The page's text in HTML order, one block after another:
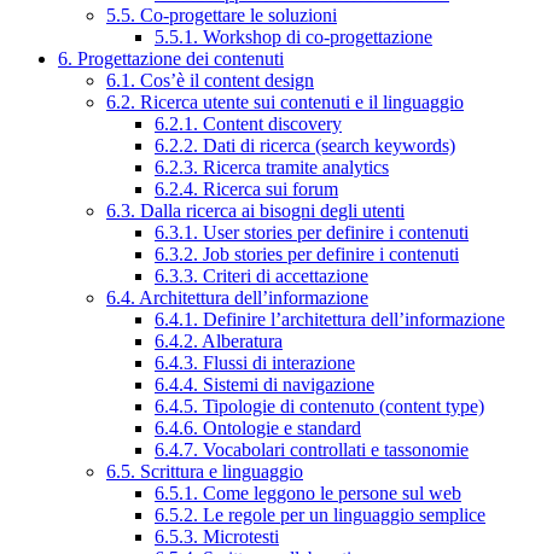
5.5. Co-progettare le soluzioni
5.5.1. Workshop di co-progettazione
6. Progettazione dei contenuti
6.1. Cos’è il content design
6.2. Ricerca utente sui contenuti e il linguaggio
6.2.1. Content discovery
6.2.2. Dati di ricerca (search keywords)
6.2.3. Ricerca tramite analytics
6.2.4. Ricerca sui forum
6.3. Dalla ricerca ai bisogni degli utenti
6.3.1. User stories per definire i contenuti
6.3.2. Job stories per definire i contenuti
6.3.3. Criteri di accettazione
6.4. Architettura dell’informazione
6.4.1. Definire l’architettura dell’informazione
6.4.2. Alberatura
6.4.3. Flussi di interazione
6.4.4. Sistemi di navigazione
6.4.5. Tipologie di contenuto (content type)
6.4.6. Ontologie e standard
6.4.7. Vocabolari controllati e tassonomie
6.5. Scrittura e linguaggio
6.5.1. Come leggono le persone sul web
6.5.2. Le regole per un linguaggio semplice
6.5.3. Microtesti